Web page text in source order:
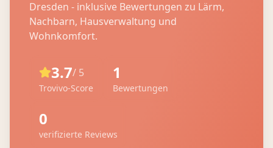
Dresden - inklusive Bewertungen zu Lärm,
Nachbarn, Hausverwaltung und
Wohnkomfort.
3.7/ 5
Trovivo-Score
1
Bewertungen
0
verifizierte Reviews